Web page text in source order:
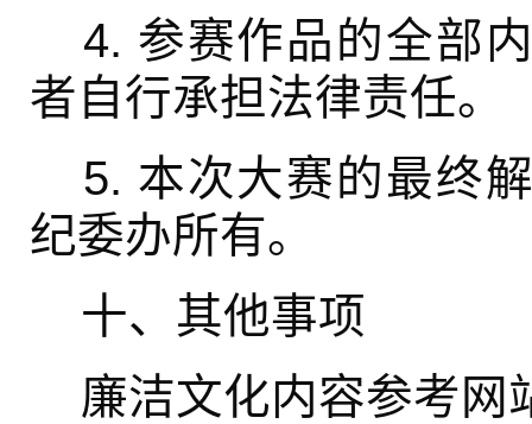
4. 参赛作品的全部
者自行承担法律责任。
5. 本次大赛的最终
纪委办所有。
十、其他事项
廉洁文化内容参考网